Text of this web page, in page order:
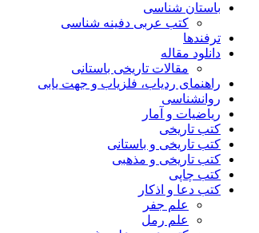
باستان شناسی
کتب عربی دفینه شناسی
ترفندها
دانلود مقاله
مقالات تاریخی باستانی
راهنمای ردیاب، فلزیاب و جهت یابی
روانشناسی
ریاضیات و آمار
کتب تاریخی
کتب تاریخی و باستانی
کتب تاریخی و مذهبی
کتب چاپی
کتب دعا و اذکار
علم جفر
علم رمل